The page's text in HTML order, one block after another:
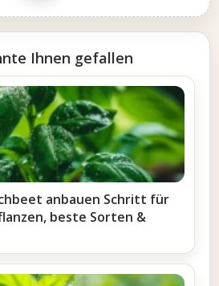
Ihnen gefallen
anbauen Schritt für
beste Sorten &